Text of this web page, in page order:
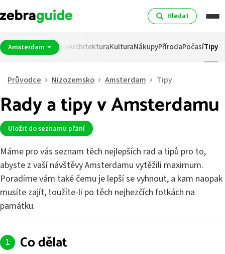
Hledat
Amsterdam
Noční život MuzeaArchitekturaKulturaNákupyPřírodaPočasíTipy
Průvodce Nizozemsko Amsterdam Tipy
Rady a tipy v Amsterdamu
Uložit do seznamu přání
Máme pro vás seznam těch nejlepších rad a tipů pro to,
abyste z vaší návštěvy Amsterdamu vytěžili maximum.
Poradíme vám také čemu je lepší se vyhnout, a kam naopak
musíte zajít, toužíte-li po těch nejhezčích fotkách na
památku.
Co dělat